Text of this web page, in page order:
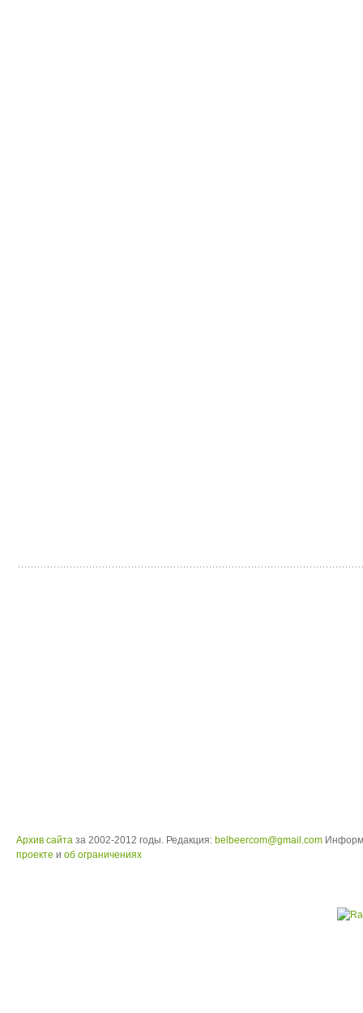
Архив сайта за 2002-2012 годы. Редакция: belbeercom@gmail.com
проекте и об ограничениях